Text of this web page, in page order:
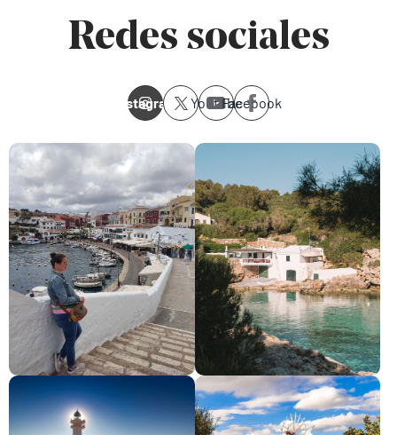
Redes sociales
Instagram YoutubeFacebook